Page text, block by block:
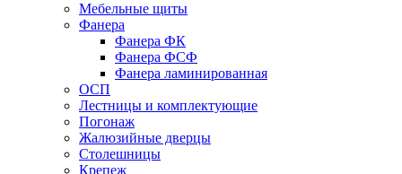
Мебельные щиты
Фанера
Фанера ФК
Фанера ФСФ
Фанера ламинированная
ОСП
Лестницы и комплектующие
Погонаж
Жалюзийные дверцы
Столешницы
Крепеж